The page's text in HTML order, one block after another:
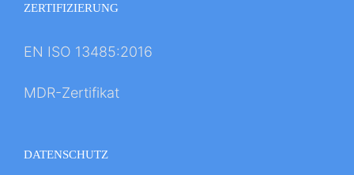
ZERTIFIZIERUNG
EN ISO 13485:2016
MDR-Zertifikat
DATENSCHUTZ